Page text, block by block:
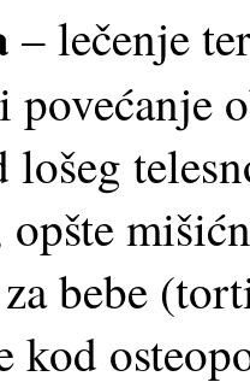
– lečenje
povećanje
lošeg
bebe
kod